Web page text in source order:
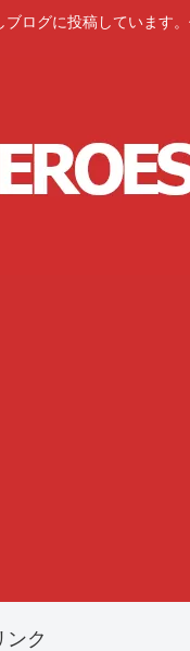
ログに投稿しています。
ンク